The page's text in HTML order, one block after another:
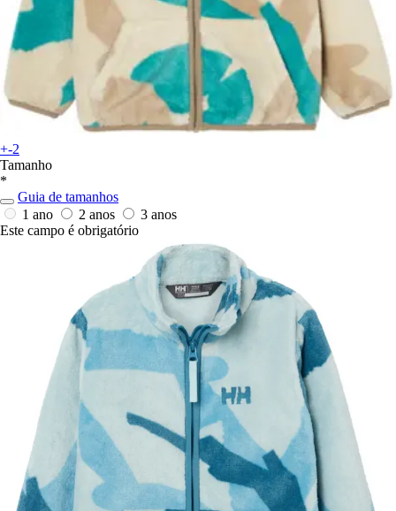
+-2
Tamanho
*
Guia de tamanhos
1 ano
2 anos
3 anos
Este campo é obrigatório